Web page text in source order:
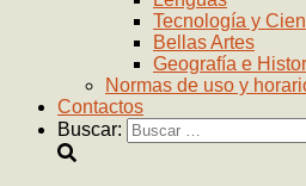
Tecnología y
Bellas Artes
Geografía e
Normas de uso y
Contactos
Buscar: